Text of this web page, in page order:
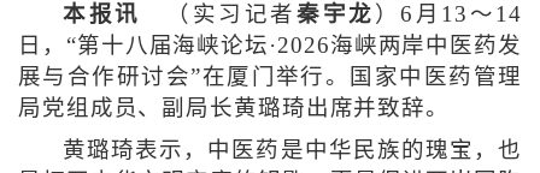
本报讯 （实习记者 秦宇龙 ）6月13～14
日，“第十八届海峡论坛·2026海峡两岸中医药发
展与合作研讨会”在厦门举行。国家中医药管理
局党组成员、副局长黄璐琦出席并致辞。
黄璐琦表示，中医药是中华民族的瑰宝，也